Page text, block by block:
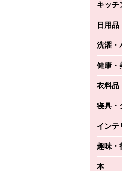
キッチ
日用品
洗濯・
健康・
衣料品
寝具・
インテ
趣味・
本